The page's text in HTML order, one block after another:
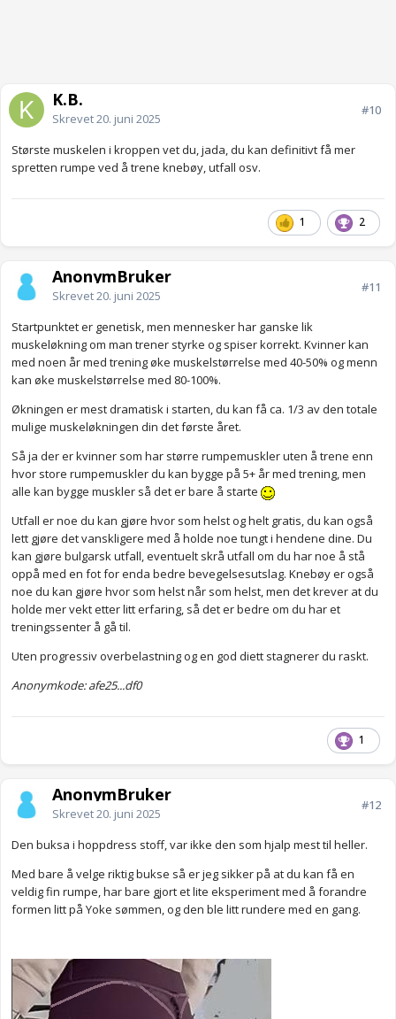
K.B.
Skrevet20. juni 2025
#10
Største muskelen i kroppen vet du, jada, du kan definitivt få mer
spretten rumpe ved å trene knebøy, utfall osv.
1 2
AnonymBruker
Skrevet20. juni 2025
#11
Startpunktet er genetisk, men mennesker har ganske lik
muskeløkning om man trener styrke og spiser korrekt. Kvinner kan
med noen år med trening øke muskelstørrelse med 40-50% og menn
kan øke muskelstørrelse med 80-100%.
Økningen er mest dramatisk i starten, du kan få ca. 1/3 av den totale
mulige muskeløkningen din det første året.
Så ja der er kvinner som har større rumpemuskler uten å trene enn
hvor store rumpemuskler du kan bygge på 5+ år med trening, men
alle kan bygge muskler så det er bare å starte
Utfall er noe du kan gjøre hvor som helst og helt gratis, du kan også
lett gjøre det vanskligere med å holde noe tungt i hendene dine. Du
kan gjøre bulgarsk utfall, eventuelt skrå utfall om du har noe å stå
oppå med en fot for enda bedre bevegelsesutslag. Knebøy er også
noe du kan gjøre hvor som helst når som helst, men det krever at du
holde mer vekt etter litt erfaring, så det er bedre om du har et
treningssenter å gå til.
Uten progressiv overbelastning og en god diett stagnerer du raskt.
Anonymkode: afe25...df0
1
AnonymBruker
Skrevet20. juni 2025
#12
Den buksa i hoppdress stoff, var ikke den som hjalp mest til heller.
Med bare å velge riktig bukse så er jeg sikker på at du kan få en
veldig fin rumpe, har bare gjort et lite eksperiment med å forandre
formen litt på Yoke sømmen, og den ble litt rundere med en gang.